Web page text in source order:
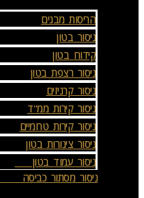
הריסות מבנים
ניסור בטון
קידוח בטון
ניסור רצפת בטון
ניסור קרניזים
ניסור קירות ממ"ד
ניסור קירות טרומיים
ניסור צינורות בטון
ניסור עמוד בטון
ניסור מסתור כביסה